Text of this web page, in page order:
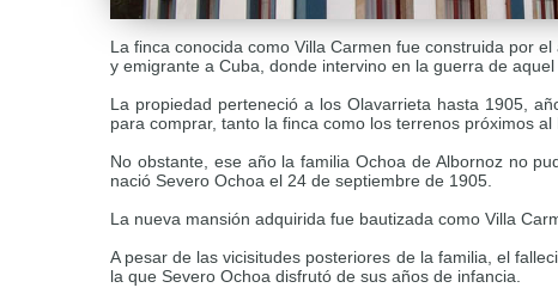
La finca conocida como Villa Carmen fue construida por
y emigrante a Cuba, donde intervino en la guerra de
La propiedad perteneció a los Olavarrieta hasta 1905,
para comprar, tanto la finca como los terrenos próximos
No obstante, ese año la familia Ochoa de Albornoz no
nació Severo Ochoa el 24 de septiembre de 1905.
La nueva mansión adquirida fue bautizada como Villa
A pesar de las vicisitudes posteriores de la familia, el
la que Severo Ochoa disfrutó de sus años de infancia.